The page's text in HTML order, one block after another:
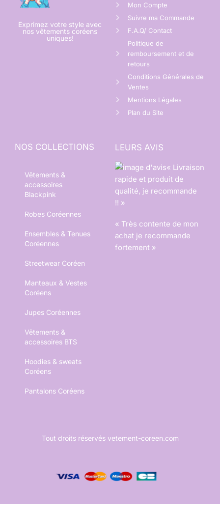
Exprimez votre style avec
nos vêtements coréens
uniques!
Mon Compte
Suivre ma Commande
F.A.Q/ Contact
Politique de
remboursement et de
retours
Conditions Générales de
Ventes
Mentions Légales
Plan du Site
NOS COLLECTIONS
Vêtements &
accessoires
Blackpink
Robes Coréennes
Ensembles & Tenues
Coréennes
Streetwear Coréen
Manteaux & Vestes
Coréens
Jupes Coréennes
Vêtements &
accessoires BTS
Hoodies & sweats
Coréens
Pantalons Coréens
LEURS AVIS
« Livraison
rapide et produit de
qualité, je recommande
!! »
« Très contente de mon
achat je recommande
fortement »
Tout droits réservés vetement-coreen.com